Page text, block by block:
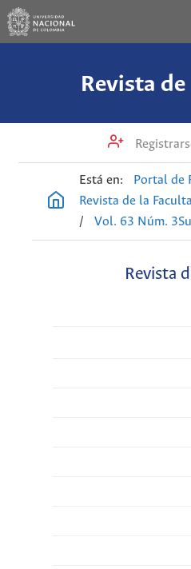
Revista
Está en: Portal de
Revista de la
/
Vol. 63 Núm.
Revista